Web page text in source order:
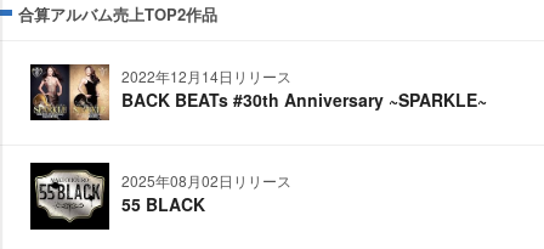
合算アルバム売上TOP2作品
2022年12月14日リリース
BACK BEATs #30th Anniversary ~SPARKLE~
2025年08月02日リリース
55 BLACK